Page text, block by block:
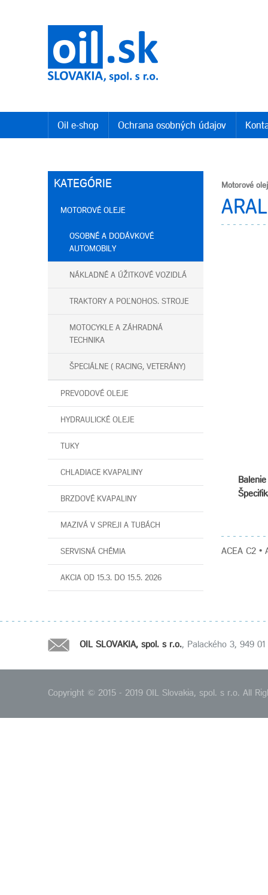
Oil e-shop Ochrana osobných údajov
KATEGÓRIE
MOTOROVÉ OLEJE
OSOBNÉ A DODÁVKOVÉ
AUTOMOBILY
NÁKLADNÉ A ÚŽITKOVÉ VOZIDLÁ
TRAKTORY A POĽNOHOS. STROJE
MOTOCYKLE A ZÁHRADNÁ
TECHNIKA
ŠPECIÁLNE ( RACING, VETERÁNY)
PREVODOVÉ OLEJE
HYDRAULICKÉ OLEJE
TUKY
CHLADIACE KVAPALINY
BRZDOVÉ KVAPALINY
MAZIVÁ V SPREJI A TUBÁCH
SERVISNÁ CHÉMIA
AKCIA OD 15.3. DO 15.5. 2026
Motorové
ACEA C2 •
OIL SLOVAKIA, spol. s r.o., Palackého 3, 949
Copyright © 2015 - 2019 OIL Slovakia, spol. s r.o. All